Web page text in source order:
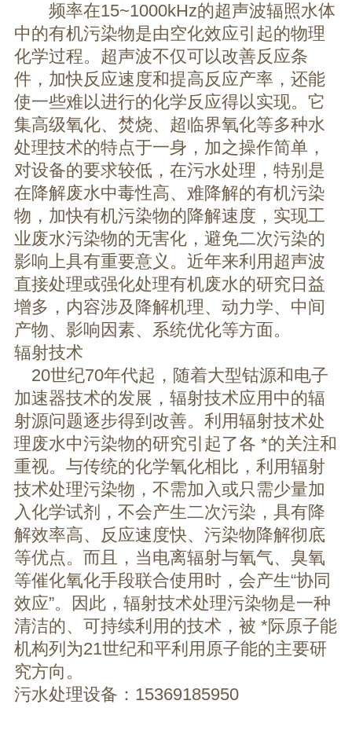
频率在15~1000kHz的超声波辐照水体
中的有机污染物是由空化效应引起的物理
化学过程。超声波不仅可以改善反应条
件，加快反应速度和提高反应产率，还能
使一些难以进行的化学反应得以实现。它
集高级氧化、焚烧、超临界氧化等多种水
处理技术的特点于一身，加之操作简单，
对设备的要求较低，在污水处理，特别是
在降解废水中毒性高、难降解的有机污染
物，加快有机污染物的降解速度，实现工
业废水污染物的无害化，避免二次污染的
影响上具有重要意义。近年来利用超声波
直接处理或强化处理有机废水的研究日益
增多，内容涉及降解机理、动力学、中间
产物、影响因素、系统优化等方面。
辐射技术
20世纪70年代起，随着大型钴源和电子
加速器技术的发展，辐射技术应用中的辐
射源问题逐步得到改善。利用辐射技术处
理废水中污染物的研究引起了各 *的关注和
重视。与传统的化学氧化相比，利用辐射
技术处理污染物，不需加入或只需少量加
入化学试剂，不会产生二次污染，具有降
解效率高、反应速度快、污染物降解彻底
等优点。而且，当电离辐射与氧气、臭氧
等催化氧化手段联合使用时，会产生“协同
效应”。因此，辐射技术处理污染物是一种
清洁的、可持续利用的技术，被 *际原子能
机构列为21世纪和平利用原子能的主要研
究方向。
污水处理设备：15369185950